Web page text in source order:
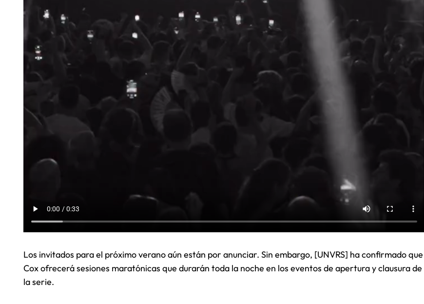
Los invitados para el próximo verano aún están por anunciar. Sin embargo, [UNVRS] ha confirmado que
Cox ofrecerá sesiones maratónicas que durarán toda la noche en los eventos de apertura y clausura de
la serie.